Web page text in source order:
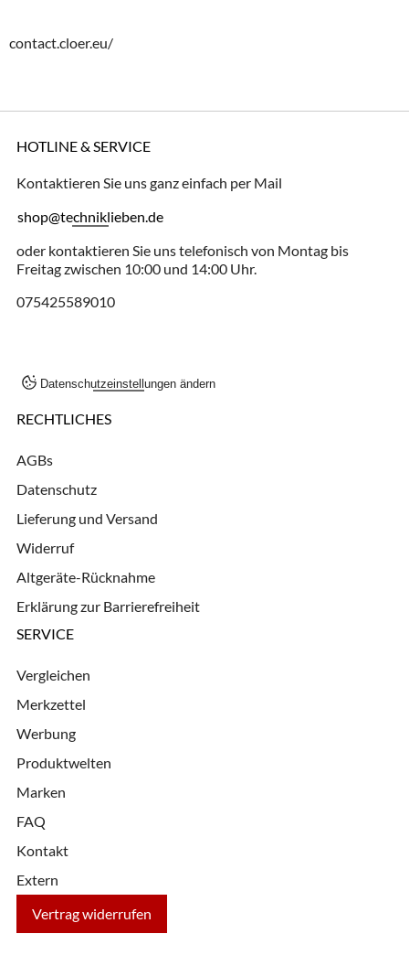
contact.cloer.eu/
HOTLINE & SERVICE
Kontaktieren Sie uns ganz einfach per Mail
shop@techniklieben.de
oder kontaktieren Sie uns telefonisch von Montag bis
Freitag zwischen 10:00 und 14:00 Uhr.
075425589010
Datenschutzeinstellungen ändern
RECHTLICHES
AGBs
Datenschutz
Lieferung und Versand
Widerruf
Altgeräte-Rücknahme
Erklärung zur Barrierefreiheit
SERVICE
Vergleichen
Merkzettel
Werbung
Produktwelten
Marken
FAQ
Kontakt
Extern
Vertrag widerrufen